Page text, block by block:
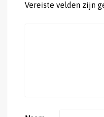
Vereiste velden zijn